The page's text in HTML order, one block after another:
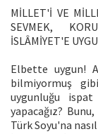
MİLLET'İ VE
SEVMEK,
İSLÂMİYET'E
Elbette uygun!
bilmiyormuş
uygunluğu
yapacağız?
Türk Soyu'na